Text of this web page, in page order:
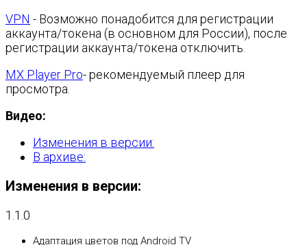
VPN - Возможно понадобится для регистрации
аккаунта/токена (в основном для России), после
регистрации аккаунта/токена отключить.
MX Player Pro- рекомендуемый плеер для
просмотра.
Видео:
Изменения в версии:
В архиве:
Изменения в версии:
1.1.0
Адаптация цветов под Android TV